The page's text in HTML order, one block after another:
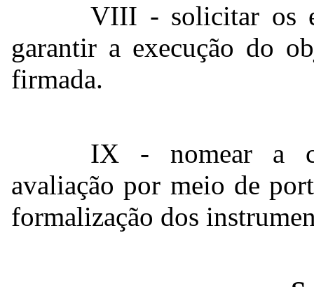
VIII - solicitar os
garantir a execução do
firmada.
IX - nomear a
avaliação por meio de
formalização dos